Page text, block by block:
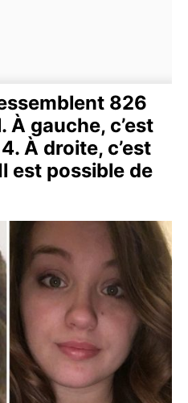
826
À gauche, c’est
À droite, c’est
est possible de